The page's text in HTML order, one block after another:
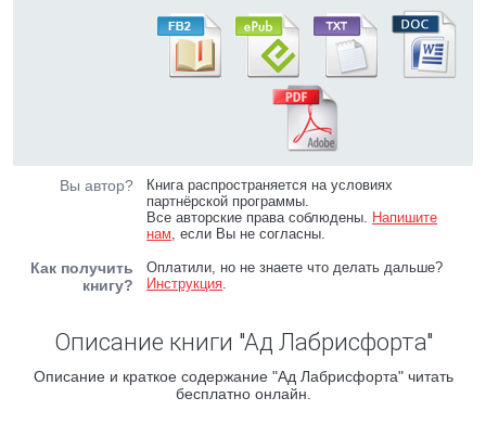
Вы автор?
Книга распространяется на условиях
партнёрской программы.
Все авторские права соблюдены. Напишите
нам, если Вы не согласны.
Как получить
книгу?
Оплатили, но не знаете что делать дальше?
Инструкция.
Описание книги "Ад Лабрисфорта"
Описание и краткое содержание "Ад Лабрисфорта" читать
бесплатно онлайн.